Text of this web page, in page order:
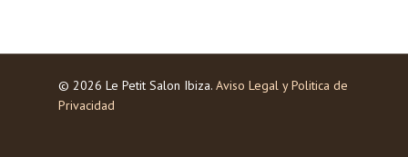
© 2026 Le Petit Salon Ibiza. Aviso Legal y Politica de
Privacidad